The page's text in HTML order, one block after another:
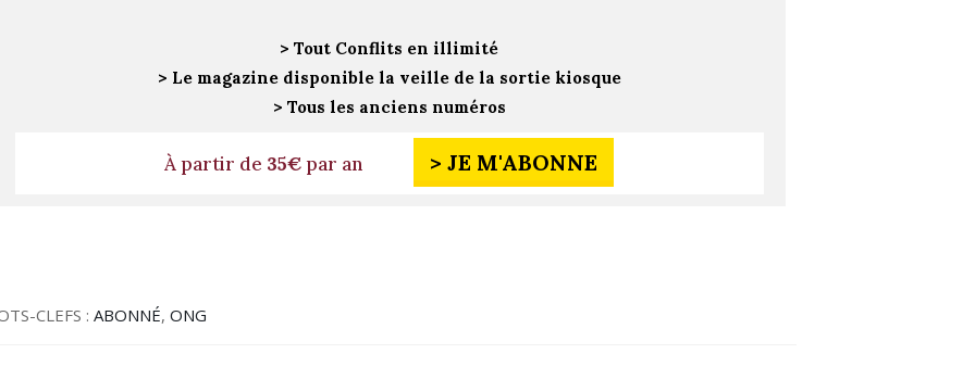
> Tout Conflits en illimité
> Le magazine disponible la veille de la sortie kiosque
> Tous les anciens numéros
À partir de 35€par an > JE M'ABONNE
CLEFS :ABONNÉ,ONG